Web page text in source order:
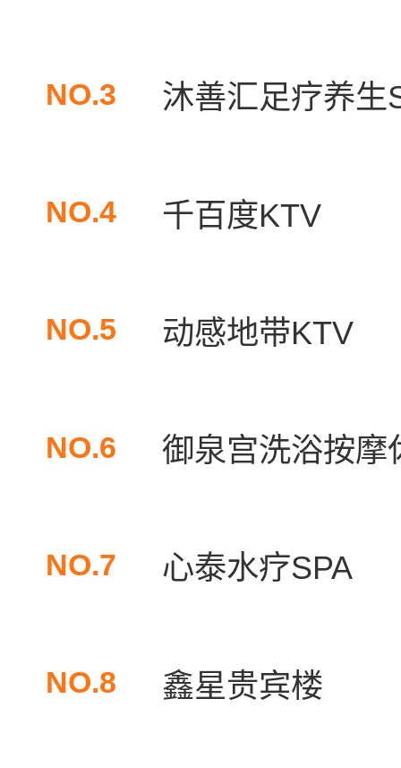
NO.3 沐善汇足疗养生
NO.4 千百度KTV
NO.5 动感地带KTV
NO.6 御泉宫洗浴按摩
NO.7 心泰水疗SPA
NO.8 鑫星贵宾楼